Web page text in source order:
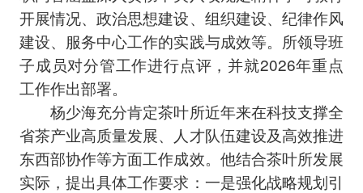
开展情况、政治思想建设、组织建设、纪律作风
建设、服务中心工作的实践与成效等。所领导班
子成员对分管工作进行点评，并就2026年重点
工作作出部署。
杨少海充分肯定茶叶所近年来在科技支撑全
省茶产业高质量发展、人才队伍建设及高效推进
东西部协作等方面工作成效。他结合茶叶所发展
实际，提出具体工作要求：一是‌强化战略规划引